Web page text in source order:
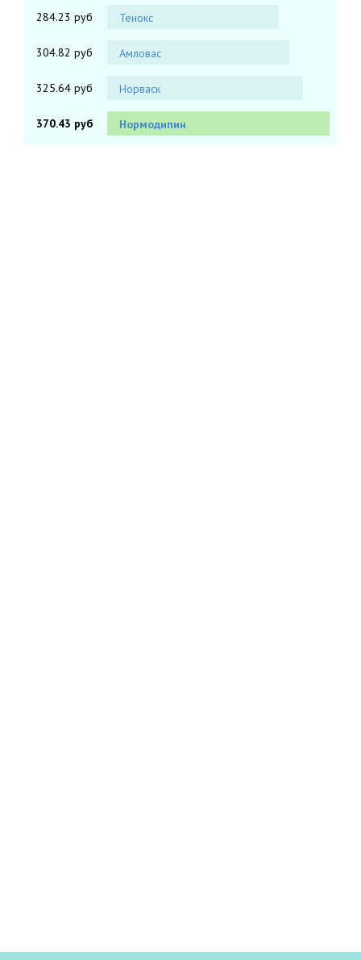
284.23 руб Тенокс
304.82 руб Амловас
325.64 руб Норваск
370.43 руб Нормодипин